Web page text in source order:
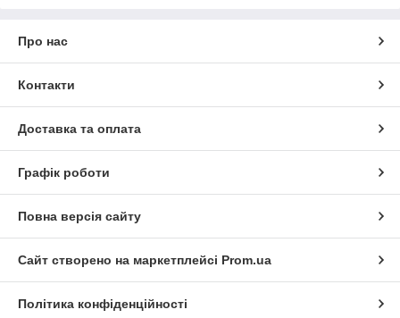
Про нас
Контакти
Доставка та оплата
Графік роботи
Повна версія сайту
Сайт створено на маркетплейсі Prom.ua
Політика конфіденційності